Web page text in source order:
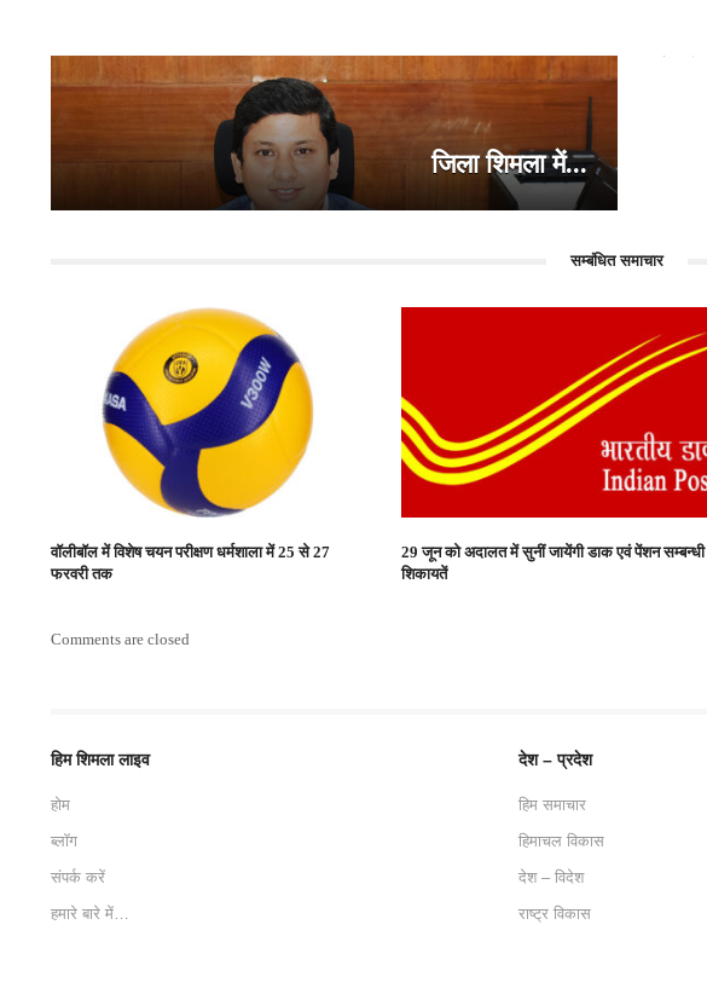
जिला शिमला में...
सम्बंधित समाचार
वॉलीबॉल में विशेष चयन परीक्षण धर्मशाला में 25 से 27
फरवरी तक
29 जून को अदालत में सुनीं जायेंगी डाक एवं पेंशन सम्बन्धी
शिकायतें
Comments are closed
हिम शिमला लाइव
होम
ब्लॉग
संपर्क करें
हमारे बारे में…
देश – प्रदेश
हिम समाचार
हिमाचल विकास
देश – विदेश
राष्ट्र विकास